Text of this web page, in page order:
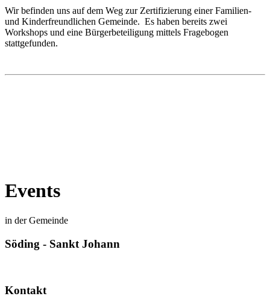
Wir befinden uns auf dem Weg zur Zertifizierung einer Familien-
und Kinderfreundlichen Gemeinde. Es haben bereits zwei
Workshops und eine Bürgerbeteiligung mittels Fragebogen
stattgefunden.
Events
in der Gemeinde
Söding - Sankt Johann
Kontakt